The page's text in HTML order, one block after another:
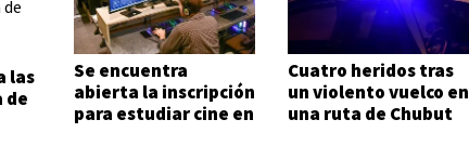
las
de
Se encuentra
abierta la inscripción
para estudiar cine en
Cuatro heridos tras
un violento vuelco en
una ruta de Chubut